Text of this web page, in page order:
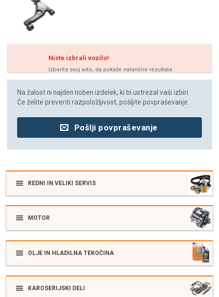
Niste izbrali vozilo!
Izberite svoj avto, da pokaže natančne rezultate
Na žalost ni najden noben izdelek, ki bi ustrezal vaši izbiri.
Če želite preveriti razpoložljivost, pošljite povpraševanje.
Pošlji povpraševanje
REDNI IN VELIKI SERVIS
MOTOR
OLJE IN HLADILNA TEKOČINA
KAROSERIJSKI DELI